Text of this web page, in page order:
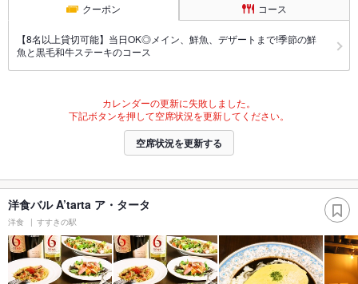
クーポン コース
【8名以上貸切可能】当日OK◎メイン、鮮魚、デザートまで!季節の鮮
魚と黒毛和牛ステーキのコース
カレンダーの更新に失敗しました。
下記ボタンを押して空席状況を更新してください。
空席状況を更新する
洋食バル A’tarta ア・タータ
洋食 すすきの駅